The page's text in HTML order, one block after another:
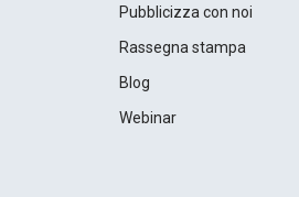
Pubblicizza con noi
Rassegna stampa
Blog
Webinar